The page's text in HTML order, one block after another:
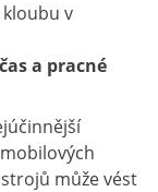
v
a pracné
může vést